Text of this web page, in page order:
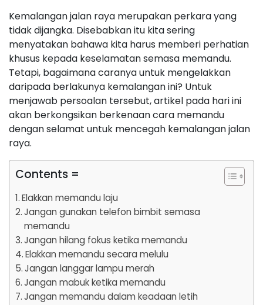
Kemalangan jalan raya merupakan perkara yang
tidak dijangka. Disebabkan itu kita sering
menyatakan bahawa kita harus memberi perhatian
khusus kepada keselamatan semasa memandu.
Tetapi, bagaimana caranya untuk mengelakkan
daripada berlakunya kemalangan ini? Untuk
menjawab persoalan tersebut, artikel pada hari ini
akan berkongsikan berkenaan cara memandu
dengan selamat untuk mencegah kemalangan jalan
raya.
Contents =
Elakkan memandu laju
Jangan gunakan telefon bimbit semasa
memandu
Jangan hilang fokus ketika memandu
Elakkan memandu secara melulu
Jangan langgar lampu merah
Jangan mabuk ketika memandu
Jangan memandu dalam keadaan letih